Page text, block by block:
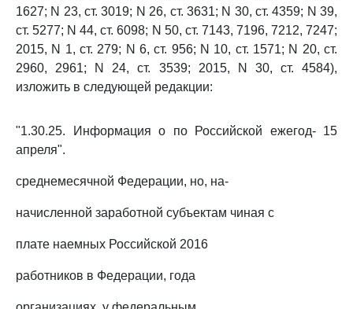
1627; N 23, ст. 3019; N 26, ст. 3631; N 30, ст. 4359; N 39,
ст. 5277; N 44, ст. 6098; N 50, ст. 7143, 7196, 7212, 7247;
2015, N 1, ст. 279; N 6, ст. 956; N 10, ст. 1571; N 20, ст.
2960, 2961; N 24, ст. 3539; 2015, N 30, ст. 4584),
изложить в следующей редакции:
"1.30.25. Информация о по Российской ежегод- 15
апреля".
среднемесячной Федерации, но, на-
начисленной заработной субъектам чиная с
плате наемных Российской 2016
работников в Федерации, года